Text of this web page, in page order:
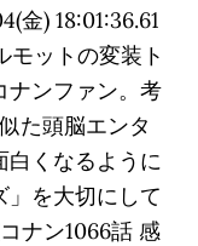
金) 18:01:36.61
モットの変装ト
ナンファン。考
た頭脳エンタ
白くなるように
」を大切にして
ナン1066話 感